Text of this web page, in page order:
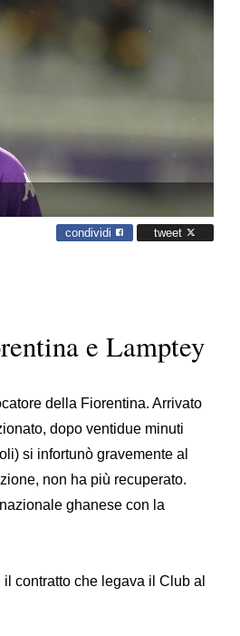
condividi tweet
e Lamptey
della Fiorentina. Arrivato
dopo ventidue minuti
si infortunò gravemente al
non ha più recuperato.
ghanese con la
contratto che legava il Club al